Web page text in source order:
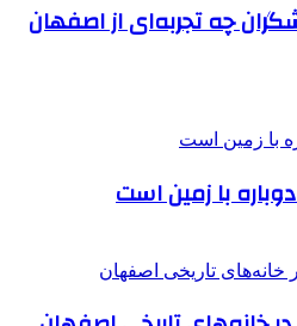
چه تجربه‌ای از اصفهان
با زمین است